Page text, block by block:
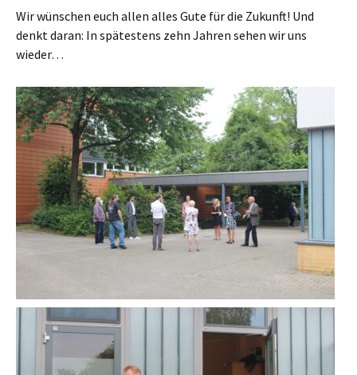
Wir wünschen euch allen alles Gute für die Zukunft! Und
denkt daran: In spätestens zehn Jahren sehen wir uns
wieder…